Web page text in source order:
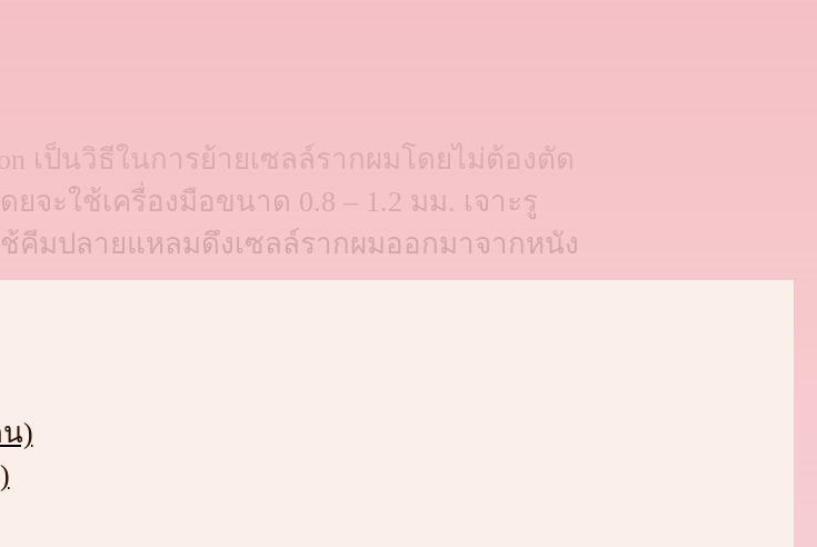
น)
เป็นวิธีในการย้ายเซลล์รากผมโดยไม่ต้องตัด
จะใช้เครื่องมือขนาด 0.8 – 1.2 มม. เจาะรู
คีมปลายแหลมดึงเซลล์รากผมออกมาจากหนัง